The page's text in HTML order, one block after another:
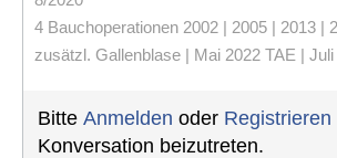
4 Bauchoperationen 2002 | 2005 | 2013 |
zusätzl. Gallenblase | Mai 2022 TAE | Juli
Bitte Anmelden oder Registrieren
Konversation beizutreten.